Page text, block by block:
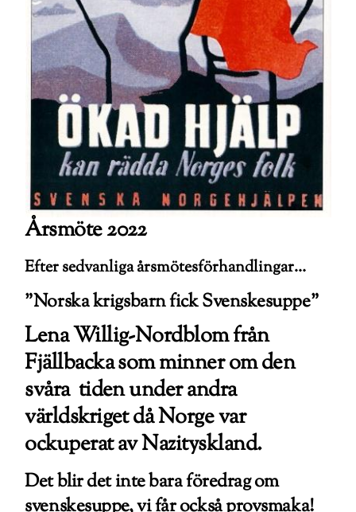
Årsmöte 2022
Efter sedvanliga årsmötesförhandlingar…
”Norska krigsbarn fick Svenskesuppe”
Lena Willig-Nordblom från
Fjällbacka som minner om den
svåra tiden under andra
världskriget då Norge var
ockuperat av Nazityskland.
Detblir det inte bara föredrag om
svenskesuppe, vi får också provsmaka!